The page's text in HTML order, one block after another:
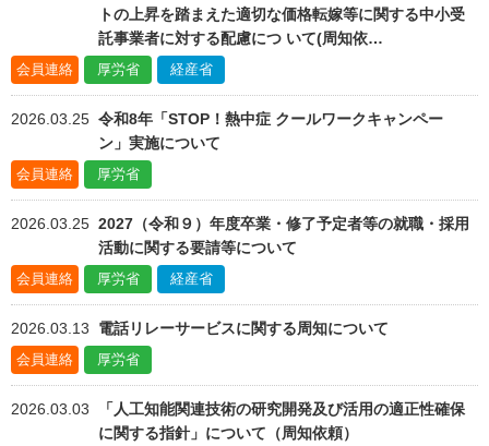
トの上昇を踏まえた適切な価格転嫁等に関する中小受
託事業者に対する配慮につ いて(周知依…
会員連絡 厚労省 経産省
2026.03.25 令和8年「STOP！熱中症 クールワークキャンペー
ン」実施について
会員連絡 厚労省
2026.03.25 2027（令和９）年度卒業・修了予定者等の就職・採用
活動に関する要請等について
会員連絡 厚労省 経産省
2026.03.13 電話リレーサービスに関する周知について
会員連絡 厚労省
2026.03.03
「人工知能関連技術の研究開発及び活用の適正性確保
に関する指針」について（周知依頼）